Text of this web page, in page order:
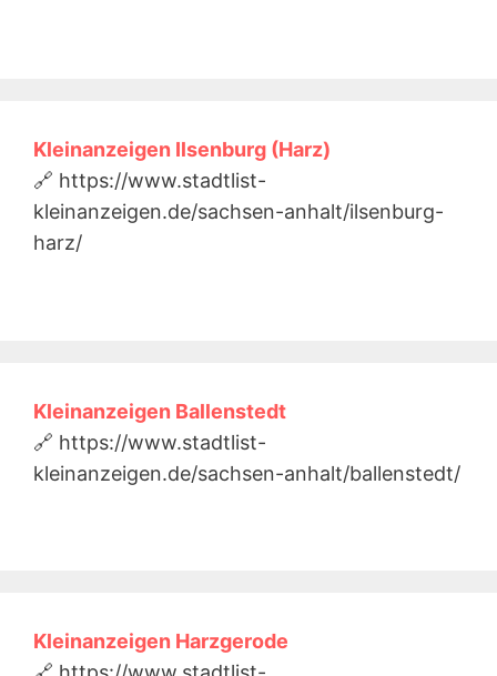
Kleinanzeigen Ilsenburg (Harz)
🔗 https://www.stadtlist-
kleinanzeigen.de/sachsen-anhalt/ilsenburg-
harz/
Kleinanzeigen Ballenstedt
🔗 https://www.stadtlist-
kleinanzeigen.de/sachsen-anhalt/ballenstedt/
Kleinanzeigen Harzgerode